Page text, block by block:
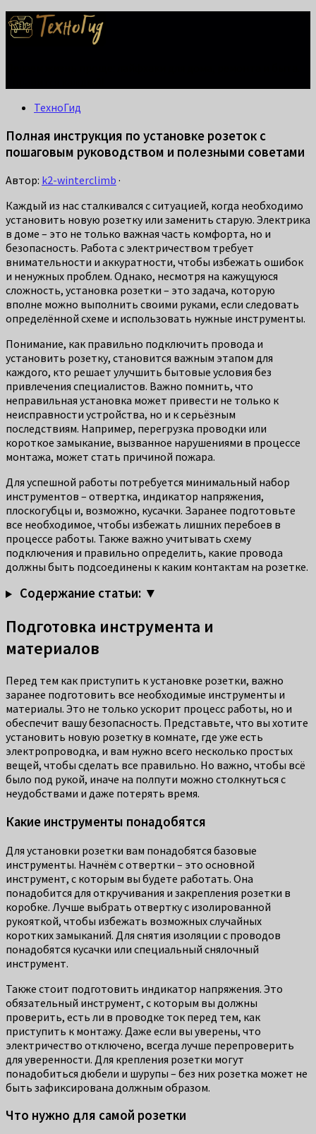
ТехноГид
Полная инструкция по установке розеток с
пошаговым руководством и полезными советами
Автор: k2-winterclimb ·
Каждый из нас сталкивался с ситуацией, когда необходимо
установить новую розетку или заменить старую. Электрика
в доме – это не только важная часть комфорта, но и
безопасность. Работа с электричеством требует
внимательности и аккуратности, чтобы избежать ошибок
и ненужных проблем. Однако, несмотря на кажущуюся
сложность, установка розетки – это задача, которую
вполне можно выполнить своими руками, если следовать
определённой схеме и использовать нужные инструменты.
Понимание, как правильно подключить провода и
установить розетку, становится важным этапом для
каждого, кто решает улучшить бытовые условия без
привлечения специалистов. Важно помнить, что
неправильная установка может привести не только к
неисправности устройства, но и к серьёзным
последствиям. Например, перегрузка проводки или
короткое замыкание, вызванное нарушениями в процессе
монтажа, может стать причиной пожара.
Для успешной работы потребуется минимальный набор
инструментов – отвертка, индикатор напряжения,
плоскогубцы и, возможно, кусачки. Заранее подготовьте
все необходимое, чтобы избежать лишних перебоев в
процессе работы. Также важно учитывать схему
подключения и правильно определить, какие провода
должны быть подсоединены к каким контактам на розетке.
Содержание статьи: ▼
Подготовка инструмента и
материалов
Перед тем как приступить к установке розетки, важно
заранее подготовить все необходимые инструменты и
материалы. Это не только ускорит процесс работы, но и
обеспечит вашу безопасность. Представьте, что вы хотите
установить новую розетку в комнате, где уже есть
электропроводка, и вам нужно всего несколько простых
вещей, чтобы сделать все правильно. Но важно, чтобы всё
было под рукой, иначе на полпути можно столкнуться с
неудобствами и даже потерять время.
Какие инструменты понадобятся
Для установки розетки вам понадобятся базовые
инструменты. Начнём с отвертки – это основной
инструмент, с которым вы будете работать. Она
понадобится для откручивания и закрепления розетки в
коробке. Лучше выбрать отвертку с изолированной
рукояткой, чтобы избежать возможных случайных
коротких замыканий. Для снятия изоляции с проводов
понадобятся кусачки или специальный снялочный
инструмент.
Также стоит подготовить индикатор напряжения. Это
обязательный инструмент, с которым вы должны
проверить, есть ли в проводке ток перед тем, как
приступить к монтажу. Даже если вы уверены, что
электричество отключено, всегда лучше перепроверить
для уверенности. Для крепления розетки могут
понадобиться дюбели и шурупы – без них розетка может не
быть зафиксирована должным образом.
Что нужно для самой розетки